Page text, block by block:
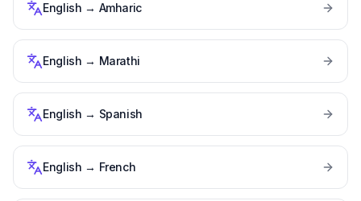
English → Amharic
English → Marathi
English → Spanish
English → French